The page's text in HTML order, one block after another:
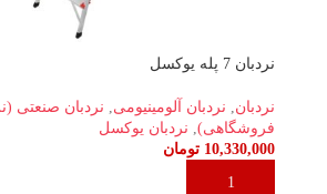
نردبان 7 پله یوکسل
نردبان نردبان آلومینیومی
نردبان صنعتی
فروشگاهی) نردبان یوکسل
10,330,000 تومان
افزودن به سبد خرید